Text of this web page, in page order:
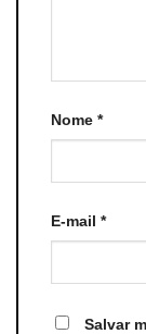
Nome *
E-mail *
Salvar